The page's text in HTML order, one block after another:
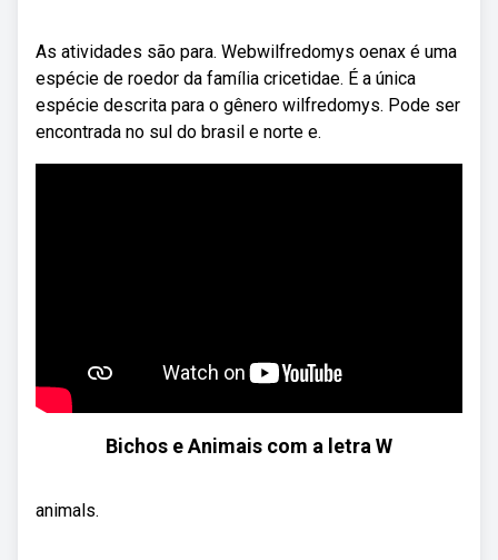
As atividades são para. Webwilfredomys oenax é uma
espécie de roedor da família cricetidae. É a única
espécie descrita para o gênero wilfredomys. Pode ser
encontrada no sul do brasil e norte e.
Bichos e Animais com a letra W
animals.